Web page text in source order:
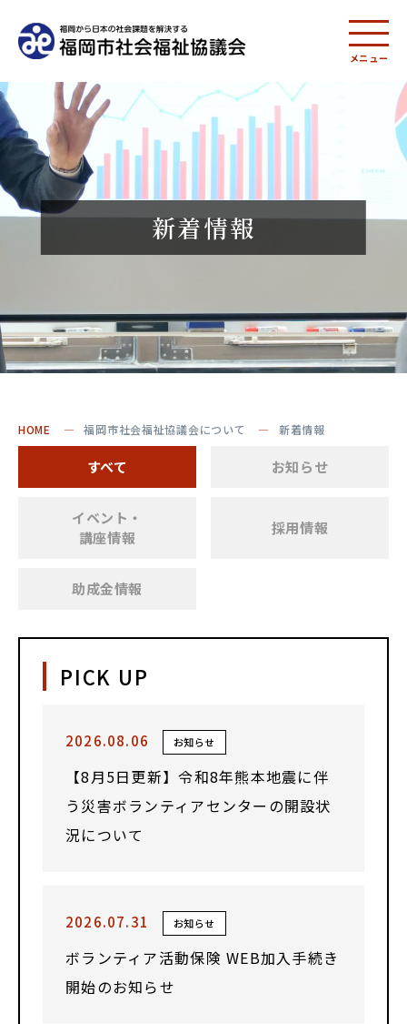
メニュー
新着情報
HOME 福岡市社会福祉協議会について 新着情報
すべて お知らせ
イベント・
講座情報
採用情報
助成金情報
PICK UP
2026.08.06 お知らせ
【8月5日更新】令和8年熊本地震に伴
う災害ボランティアセンターの開設状
況について
2026.07.31 お知らせ
ボランティア活動保険 WEB加入手続き
開始のお知らせ